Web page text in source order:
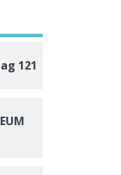
121